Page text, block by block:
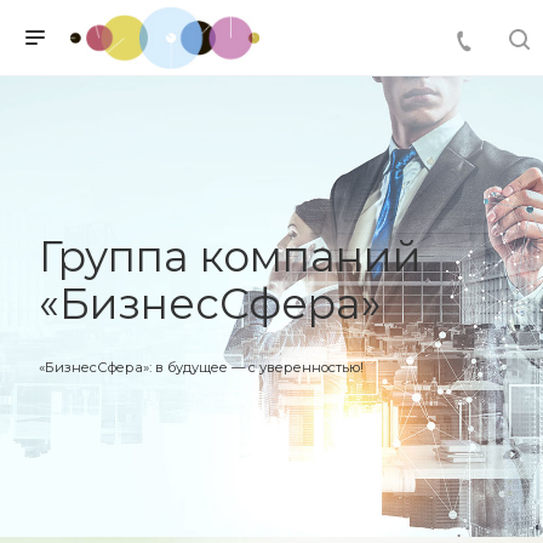
Группа компаний
«БизнесСфера»
«БизнесСфера»: в будущее — с уверенностью!